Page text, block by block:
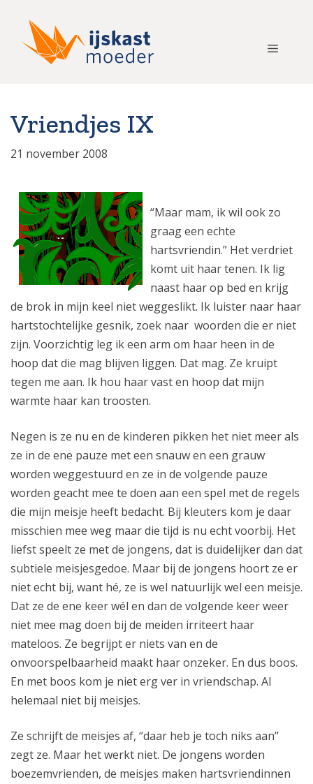
Menu
Vriendjes IX
21 november 2008
“Maar mam, ik wil ook zo
graag een echte
hartsvriendin.” Het verdriet
komt uit haar tenen. Ik lig
naast haar op bed en krijg
de brok in mijn keel niet weggeslikt. Ik luister naar haar
hartstochtelijke gesnik, zoek naar woorden die er niet
zijn. Voorzichtig leg ik een arm om haar heen in de
hoop dat die mag blijven liggen. Dat mag. Ze kruipt
tegen me aan. Ik hou haar vast en hoop dat mijn
warmte haar kan troosten.
Negen is ze nu en de kinderen pikken het niet meer als
ze in de ene pauze met een snauw en een grauw
worden weggestuurd en ze in de volgende pauze
worden geacht mee te doen aan een spel met de regels
die mijn meisje heeft bedacht. Bij kleuters kom je daar
misschien mee weg maar die tijd is nu echt voorbij. Het
liefst speelt ze met de jongens, dat is duidelijker dan dat
subtiele meisjesgedoe. Maar bij de jongens hoort ze er
niet echt bij, want hé, ze is wel natuurlijk wel een meisje.
Dat ze de ene keer wél en dan de volgende keer weer
niet mee mag doen bij de meiden irriteert haar
mateloos. Ze begrijpt er niets van en de
onvoorspelbaarheid maakt haar onzeker. En dus boos.
En met boos kom je niet erg ver in vriendschap. Al
helemaal niet bij meisjes.
Ze schrijft de meisjes af, “daar heb je toch niks aan”
zegt ze. Maar het werkt niet. De jongens worden
boezemvrienden, de meisjes maken hartsvriendinnen